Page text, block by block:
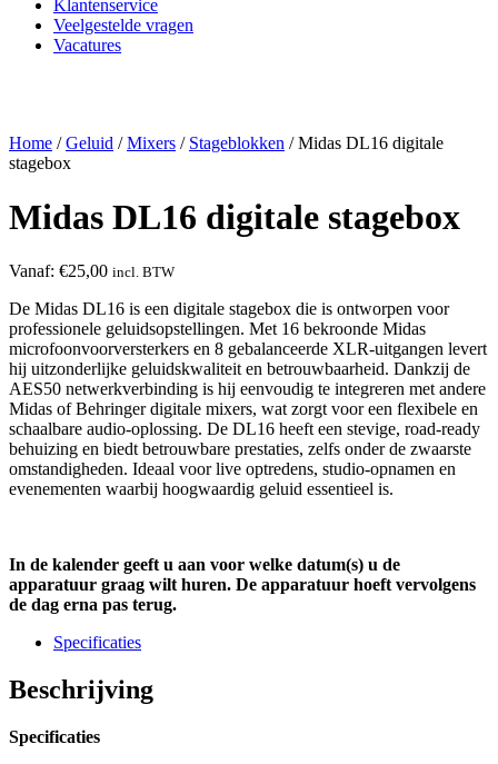
Klantenservice
Veelgestelde vragen
Vacatures
Home /Geluid /Mixers / Stageblokken / Midas DL16 digitale
stagebox
Midas DL16 digitale stagebox
Vanaf: €25,00 incl. BTW
De Midas DL16 is een digitale stagebox die is ontworpen voor
professionele geluidsopstellingen. Met 16 bekroonde Midas
microfoonvoorversterkers en 8 gebalanceerde XLR-uitgangen levert
hij uitzonderlijke geluidskwaliteit en betrouwbaarheid. Dankzij de
AES50 netwerkverbinding is hij eenvoudig te integreren met andere
Midas of Behringer digitale mixers, wat zorgt voor een flexibele en
schaalbare audio-oplossing. De DL16 heeft een stevige, road-ready
behuizing en biedt betrouwbare prestaties, zelfs onder de zwaarste
omstandigheden. Ideaal voor live optredens, studio-opnamen en
evenementen waarbij hoogwaardig geluid essentieel is.
In de kalender geeft u aan voor welke datum(s) u de
apparatuur graag wilt huren. De apparatuur hoeft vervolgens
de dag erna pas terug.
Specificaties
Beschrijving
Specificaties